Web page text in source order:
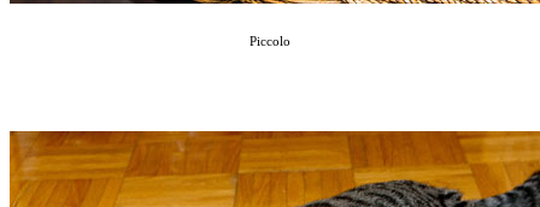
Piccolo